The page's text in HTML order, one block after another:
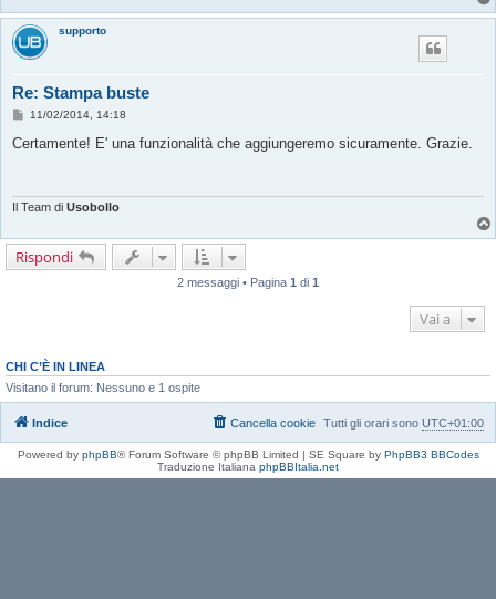
i
o
supporto
Re: Stampa buste
M
s
i
11/02/2014, 14:18
Certamente! E' una funzionalità che aggiungeremo sicuramente. Grazie.
Il Team di Usobollo
Rispondi
2 messaggi • Pagina 1 di 1
Vai a
CHI C’È IN LINEA
Visitano il forum: Nessuno e 1 ospite
Indice Tutti gli orari sono UTC+01:00
Cancella cookie
Powered by phpBB® Forum Software © phpBB Limited | SE Square by PhpBB3 BBCodes
Traduzione Italiana phpBBItalia.net